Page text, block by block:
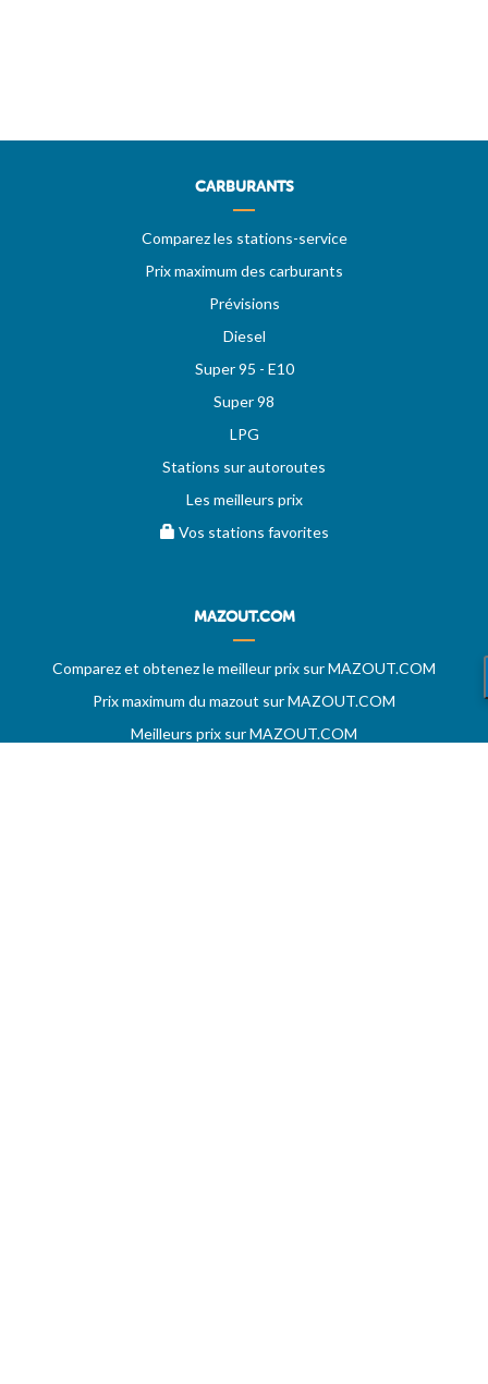
CARBURANTS
Comparez les stations-service
Prix maximum des carburants
Prévisions
Diesel
Super 95 - E10
Super 98
LPG
Stations sur autoroutes
Les meilleurs prix
Vos stations favorites
MAZOUT.COM
Comparez et obtenez le meilleur prix sur MAZOUT.COM
Prix maximum du mazout sur MAZOUT.COM
Meilleurs prix sur MAZOUT.COM